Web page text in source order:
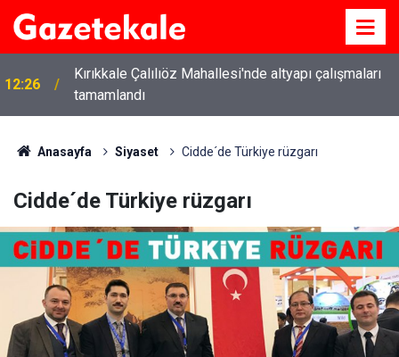
12:26
Kırıkkale Çalılıöz Mahallesi'nde altyapı çalışmaları
tamamlandı
Anasayfa Siyaset Cidde´de Türkiye rüzgarı
Cidde´de Türkiye rüzgarı